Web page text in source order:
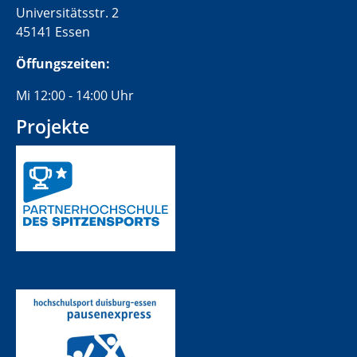
Universitätsstr. 2
45141 Essen
Öffungszeiten:
Mi 12:00 - 14:00 Uhr
Projekte